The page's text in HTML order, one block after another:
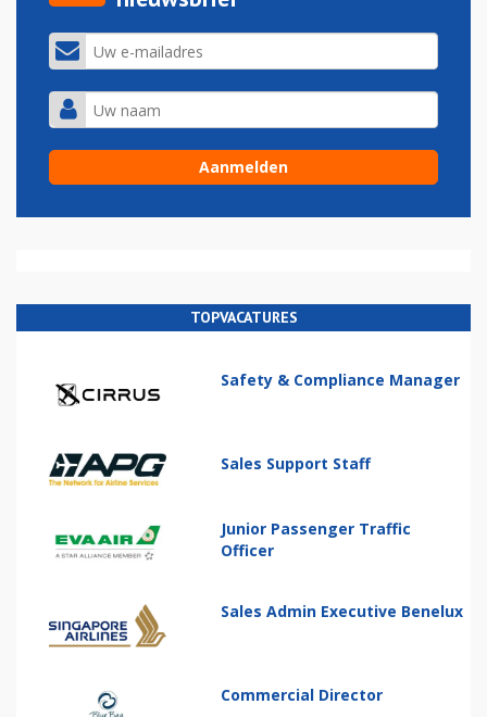
TOPVACATURES
Safety & Compliance Manager
Sales Support Staff
Junior Passenger Traffic
Officer
Sales Admin Executive Benelux
Commercial Director